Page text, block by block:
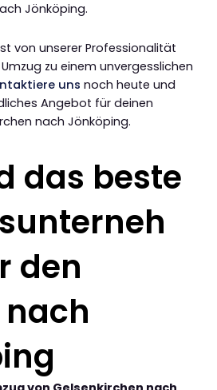
Jönköping.
von unserer Professionalität
zu einem unvergesslichen
uns noch heute und
Angebot für deinen
nach Jönköping.
das beste
den